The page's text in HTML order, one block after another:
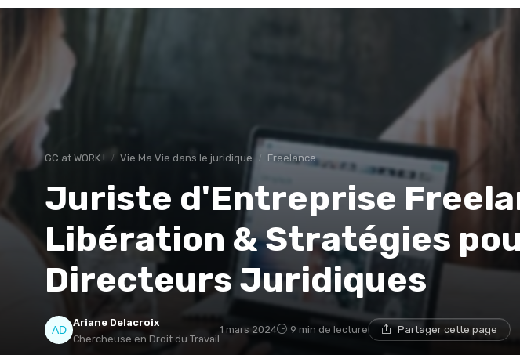
GC at WORK ! Vie Ma Vie dans le juridique Freelance
Juriste d'Entreprise
Libération & Stratégies
Directeurs Juridiques
Ariane Delacroix
Chercheuse en Droit du Travail
1 mars 2024 9 min de lecture Partager cette page